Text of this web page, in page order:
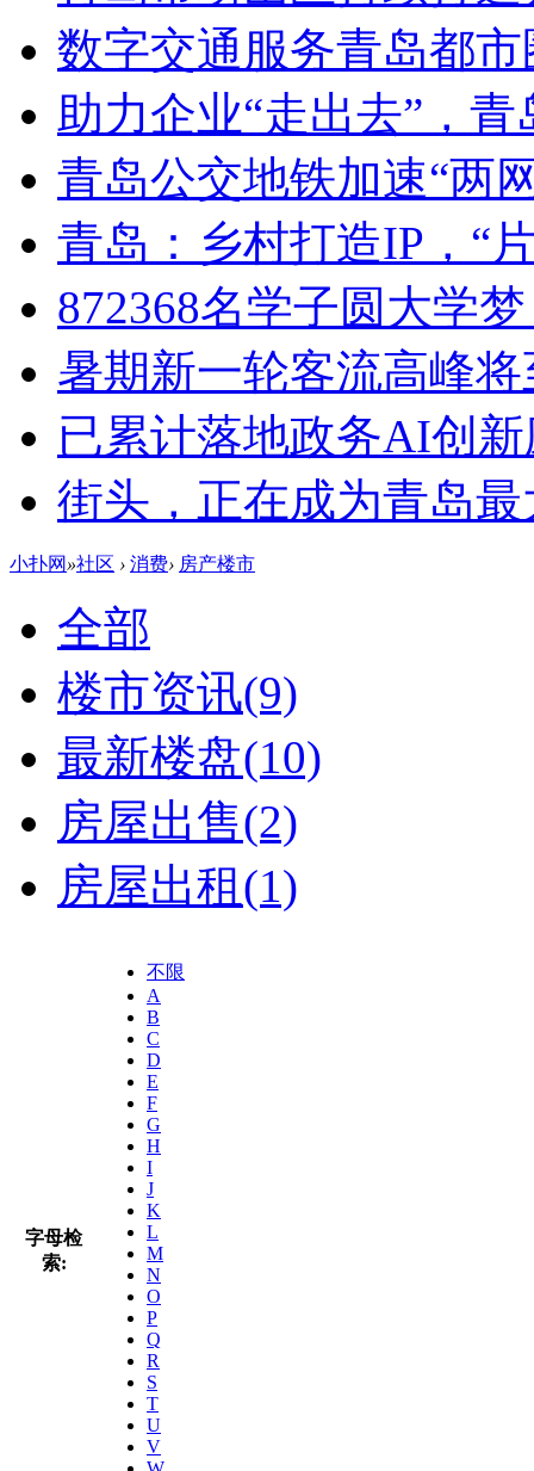
数字交通服务青岛都
助力企业“走出去”，
青岛公交地铁加速“两
青岛：乡村打造IP，“
872368名学子圆大学
暑期新一轮客流高峰
已累计落地政务AI创
街头，正在成为青岛最
小扑网 »社区 › 消费› 房产楼市
全部
楼市资讯(9)
最新楼盘(10)
房屋出售(2)
房屋出租(1)
字母检
索:
不限
A
B
C
D
E
F
G
H
I
J
K
L
M
N
O
P
Q
R
S
T
U
V